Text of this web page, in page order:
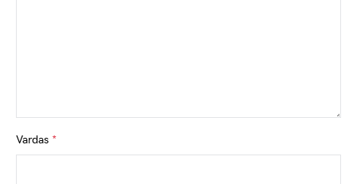
Vardas *